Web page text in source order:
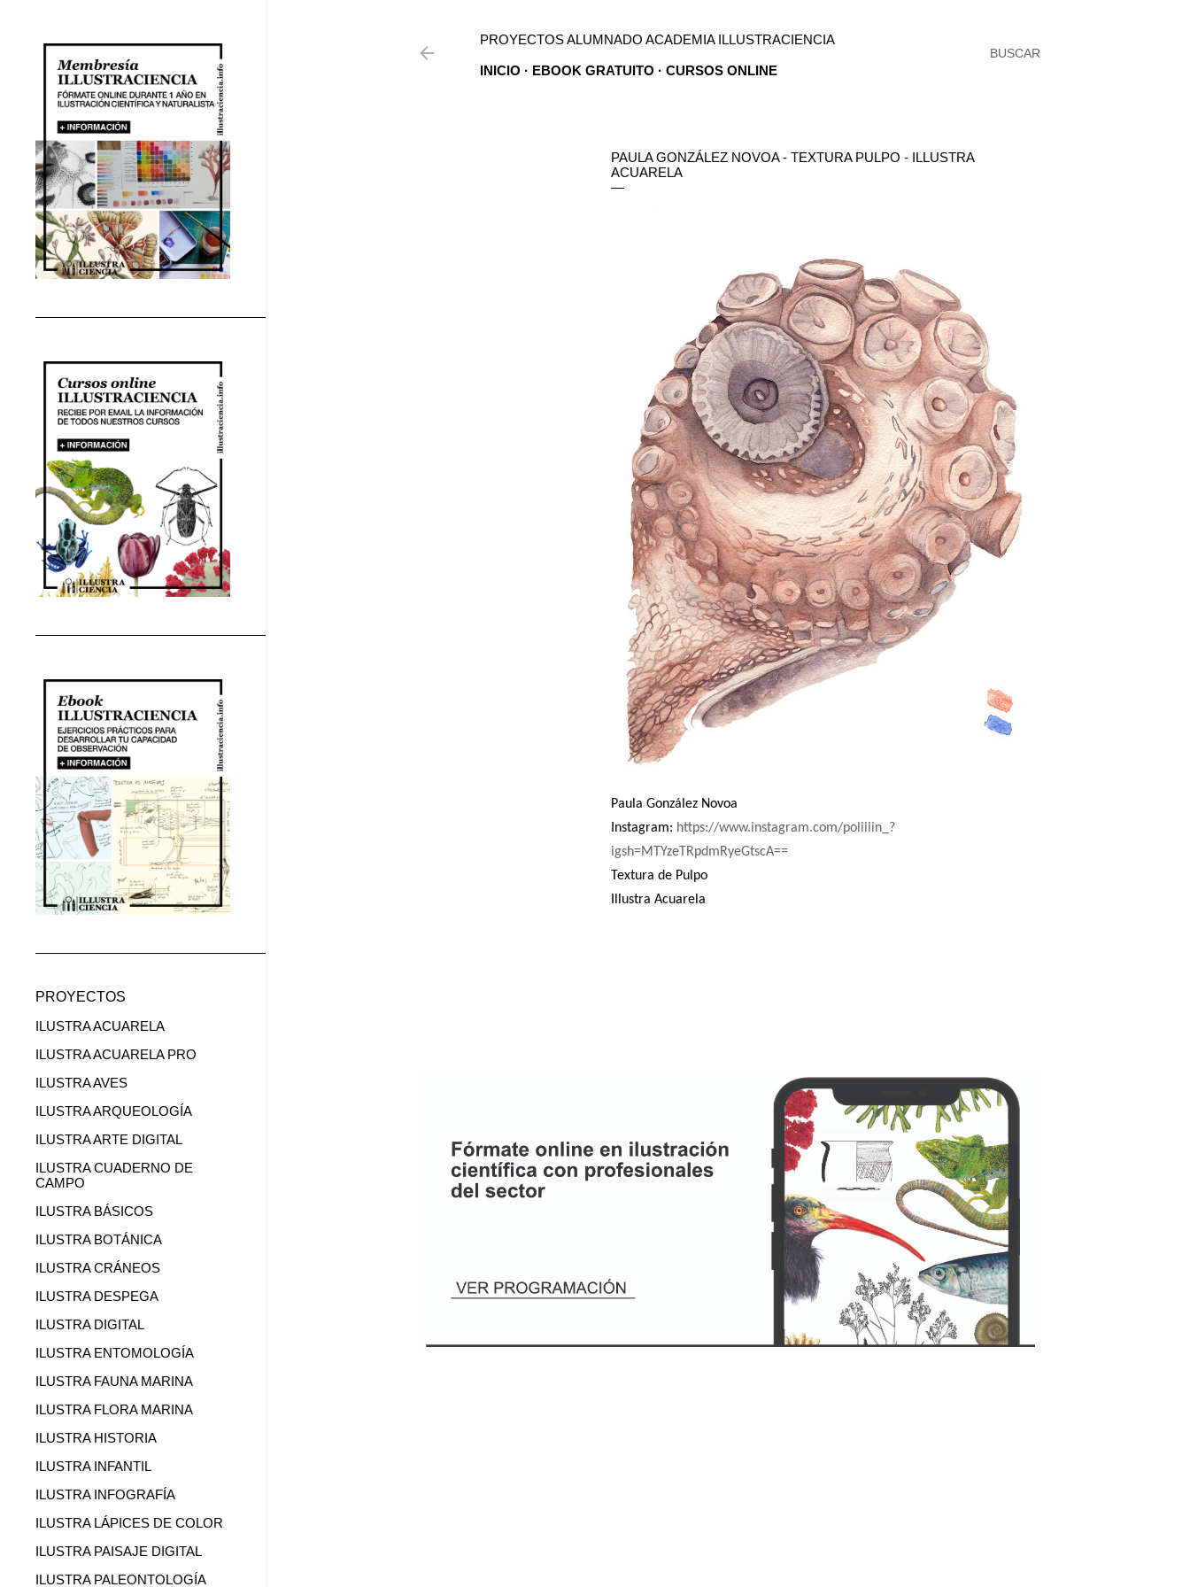
BUSCAR
PROYECTOS ALUMNADO ACADEMIA ILLUSTRACIENCIA
INICIO EBOOK GRATUITO CURSOS ONLINE
PAULA GONZÁLEZ NOVOA - TEXTURA PULPO - ILLUSTRA
ACUARELA
Paula González Novoa
Instagram: https://www.instagram.com/poliiiin_?
igsh=MTYzeTRpdmRyeGtscA==
Textura de Pulpo
Illustra Acuarela
PROYECTOS
ILUSTRA ACUARELA
ILUSTRA ACUARELA PRO
ILUSTRA AVES
ILUSTRA ARQUEOLOGÍA
ILUSTRA ARTE DIGITAL
ILUSTRA CUADERNO DE
CAMPO
ILUSTRA BÁSICOS
ILUSTRA BOTÁNICA
ILUSTRA CRÁNEOS
ILUSTRA DESPEGA
ILUSTRA DIGITAL
ILUSTRA ENTOMOLOGÍA
ILUSTRA FAUNA MARINA
ILUSTRA FLORA MARINA
ILUSTRA HISTORIA
ILUSTRA INFANTIL
ILUSTRA INFOGRAFÍA
ILUSTRA LÁPICES DE COLOR
ILUSTRA PAISAJE DIGITAL
ILUSTRA PALEONTOLOGÍA